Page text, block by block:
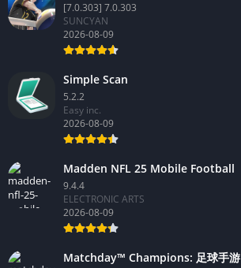
[7.0.303] 7.0.303
SUNCYAN
2026-08-09
Simple Scan
5.2.2
Easy inc.
2026-08-09
Madden NFL 25 Mobile Football
9.4.4
ELECTRONIC ARTS
2026-08-09
Matchday™ Champions: 足球手游